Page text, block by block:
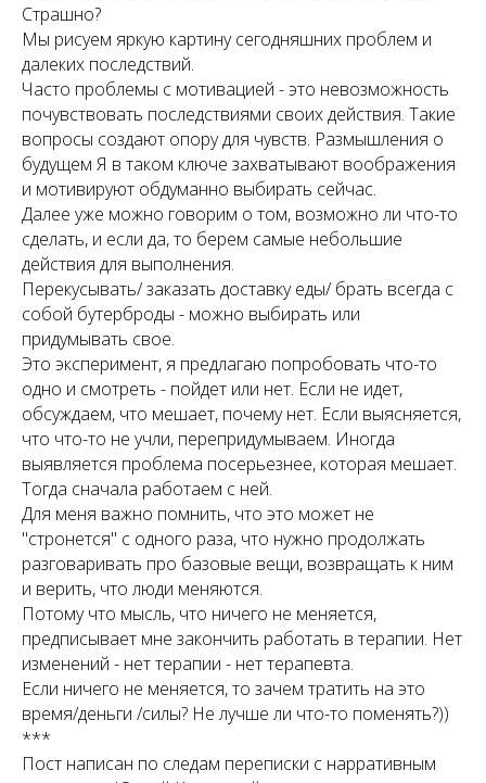
Страшно?
Мы рисуем яркую картину сегодняшних проблем и
далеких последствий.
Часто проблемы с мотивацией - это невозможность
почувствовать последствиями своих действия. Такие
вопросы создают опору для чувств. Размышления о
будущем Я в таком ключе захватывают воображения
и мотивируют обдуманно выбирать сейчас.
Далее уже можно говорим о том, возможно ли что-то
сделать, и если да, то берем самые небольшие
действия для выполнения.
Перекусывать/ заказать доставку еды/ брать всегда с
собой бутерброды - можно выбирать или
придумывать свое.
Это эксперимент, я предлагаю попробовать что-то
одно и смотреть - пойдет или нет. Если не идет,
обсуждаем, что мешает, почему нет. Если выясняется,
что что-то не учли, перепридумываем. Иногда
выявляется проблема посерьезнее, которая мешает.
Тогда сначала работаем с ней.
Для меня важно помнить, что это может не
"стронется" с одного раза, что нужно продолжать
разговаривать про базовые вещи, возвращать к ним
и верить, что люди меняются.
Потому что мысль, что ничего не меняется,
предписывает мне закончить работать в терапии. Нет
изменений - нет терапии - нет терапевта.
Если ничего не меняется, то зачем тратить на это
время/деньги /силы? Не лучше ли что-то поменять?))
***
Пост написан по следам переписки с нарративным